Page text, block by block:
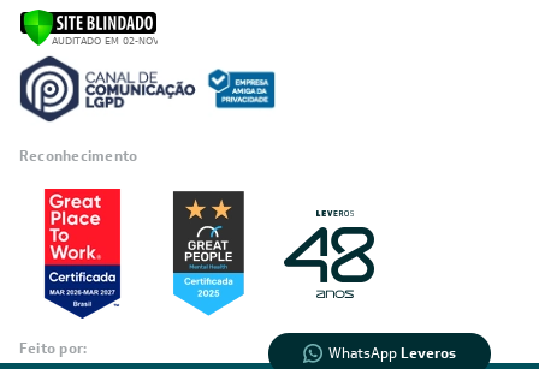
Reconhecimento
Feito por: WhatsAppLeveros
Compre pelo
WhatsApp